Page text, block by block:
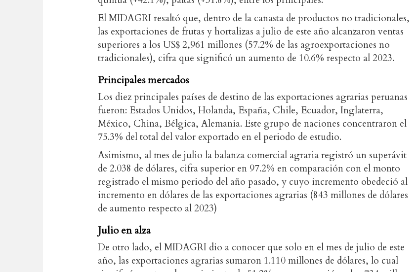
El MIDAGRI resaltó que, dentro de la canasta de productos no tradicionales,
las exportaciones de frutas y hortalizas a julio de este año alcanzaron ventas
superiores a los US$ 2,961 millones (57.2% de las agroexportaciones no
tradicionales), cifra que significó un aumento de 10.6% respecto al 2023.
Principales mercados
Los diez principales países de destino de las exportaciones agrarias peruanas
fueron: Estados Unidos, Holanda, España, Chile, Ecuador, Inglaterra,
México, China, Bélgica, Alemania. Este grupo de naciones concentraron el
75.3% del total del valor exportado en el periodo de estudio.
Asimismo, al mes de julio la balanza comercial agraria registró un superávit
de 2.038 de dólares, cifra superior en 97.2% en comparación con el monto
registrado el mismo periodo del año pasado, y cuyo incremento obedeció al
incremento en dólares de las exportaciones agrarias (843 millones de dólares
de aumento respecto al 2023)
Julio en alza
De otro lado, el MIDAGRI dio a conocer que solo en el mes de julio de este
año, las exportaciones agrarias sumaron 1.110 millones de dólares, lo cual